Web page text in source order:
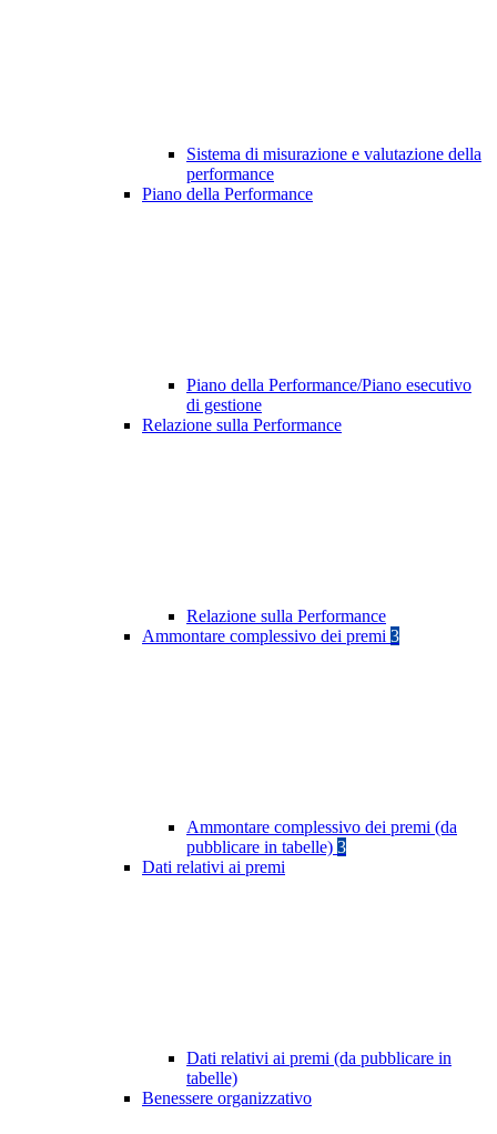
Sistema di misurazione e valutazione della
performance
Piano della Performance
Piano della Performance/Piano esecutivo
di gestione
Relazione sulla Performance
Relazione sulla Performance
Ammontare complessivo dei premi 3
Ammontare complessivo dei premi (da
pubblicare in tabelle) 3
Dati relativi ai premi
Dati relativi ai premi (da pubblicare in
tabelle)
Benessere organizzativo